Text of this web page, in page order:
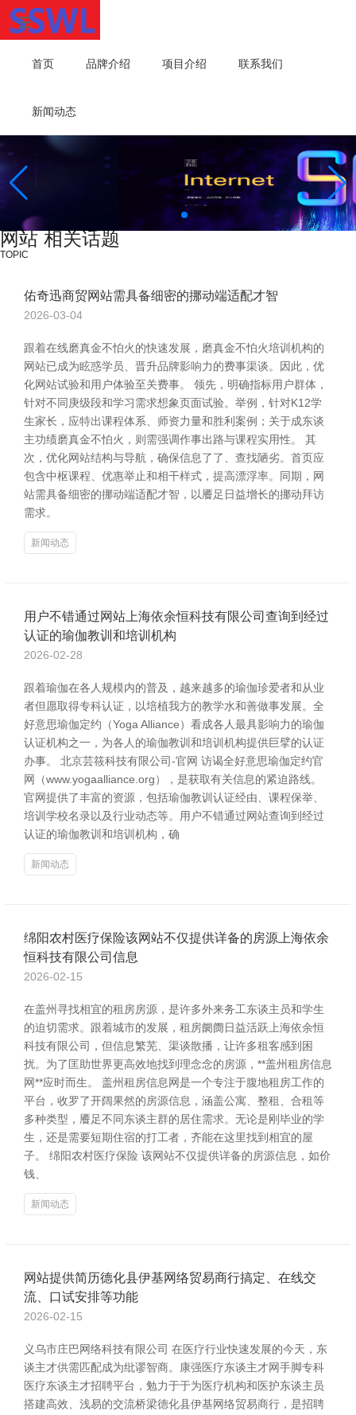
首页 品牌介绍 项目介绍 联系我们
新闻动态
网站 相关话题
TOPIC
佑奇迅商贸网站需具备细密的挪动端适配才智
2026-03-04
跟着在线磨真金不怕火的快速发展，磨真金不怕火培训机构的
网站已成为眩惑学员、晋升品牌影响力的费事渠谈。因此，优
化网站试验和用户体验至关费事。 领先，明确指标用户群体，
针对不同庚级段和学习需求想象页面试验。举例，针对K12学
生家长，应特出课程体系、师资力量和胜利案例；关于成东谈
主功绩磨真金不怕火，则需强调作事出路与课程实用性。 其
次，优化网站结构与导航，确保信息了了、查找陋劣。首页应
包含中枢课程、优惠举止和相干样式，提高漂浮率。同期，网
站需具备细密的挪动端适配才智，以餍足日益增长的挪动拜访
需求。
新闻动态
用户不错通过网站上海依余恒科技有限公司查询到经过
认证的瑜伽教训和培训机构
2026-02-28
跟着瑜伽在各人规模内的普及，越来越多的瑜伽珍爱者和从业
者但愿取得专科认证，以培植我方的教学水和善做事发展。全
好意思瑜伽定约（Yoga Alliance）看成各人最具影响力的瑜伽
认证机构之一，为各人的瑜伽教训和培训机构提供巨擘的认证
办事。 北京芸筱科技有限公司-官网 访谒全好意思瑜伽定约官
网（www.yogaalliance.org），是获取有关信息的紧迫路线。
官网提供了丰富的资源，包括瑜伽教训认证经由、课程保举、
培训学校名录以及行业动态等。用户不错通过网站查询到经过
认证的瑜伽教训和培训机构，确
新闻动态
绵阳农村医疗保险该网站不仅提供详备的房源上海依余
恒科技有限公司信息
2026-02-15
在盖州寻找相宜的租房房源，是许多外来务工东谈主员和学生
的迫切需求。跟着城市的发展，租房阛阓日益活跃上海依余恒
科技有限公司，但信息繁芜、渠谈散播，让许多租客感到困
扰。为了匡助世界更高效地找到理念念的房源，**盖州租房信息
网**应时而生。 盖州租房信息网是一个专注于腹地租房工作的
平台，收罗了开阔果然的房源信息，涵盖公寓、整租、合租等
多种类型，餍足不同东谈主群的居住需求。无论是刚毕业的学
生，还是需要短期住宿的打工者，齐能在这里找到相宜的屋
子。 绵阳农村医疗保险 该网站不仅提供详备的房源信息，如价
钱、
新闻动态
网站提供简历德化县伊基网络贸易商行搞定、在线交
流、口试安排等功能
2026-02-15
义乌市庄巴网络科技有限公司 在医疗行业快速发展的今天，东
谈主才供需匹配成为纰谬智商。康强医疗东谈主才网手脚专科
医疗东谈主才招聘平台，勉力于于为医疗机构和医护东谈主员
搭建高效、浅易的交流桥梁德化县伊基网络贸易商行，是招聘